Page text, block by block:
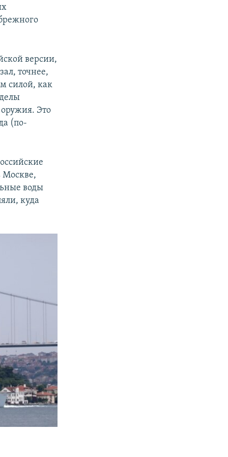
версии,
точнее,
силой, как
Это
(по-
Москве,
воды
куда